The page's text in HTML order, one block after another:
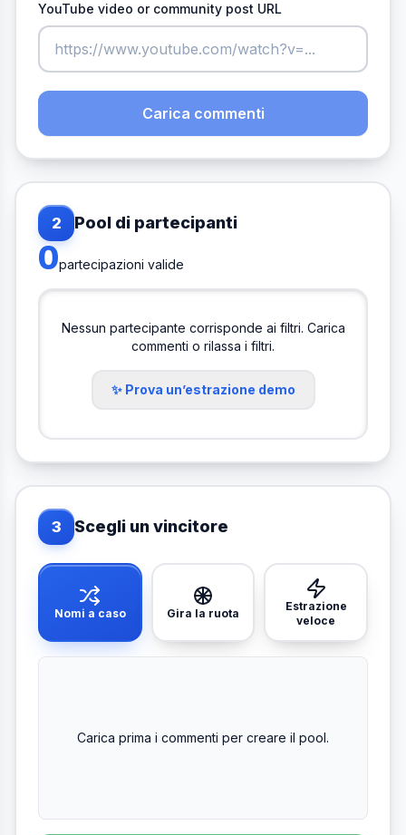
YouTube video or community post URL
Carica commenti
2 Pool di partecipanti
0partecipazioni valide
Nessun partecipante corrisponde ai filtri. Carica
commenti o rilassa i filtri.
✨ Prova un’estrazione demo
3 Scegli un vincitore
Nomi a caso Gira la ruota
Estrazione
veloce
Carica prima i commenti per creare il pool.